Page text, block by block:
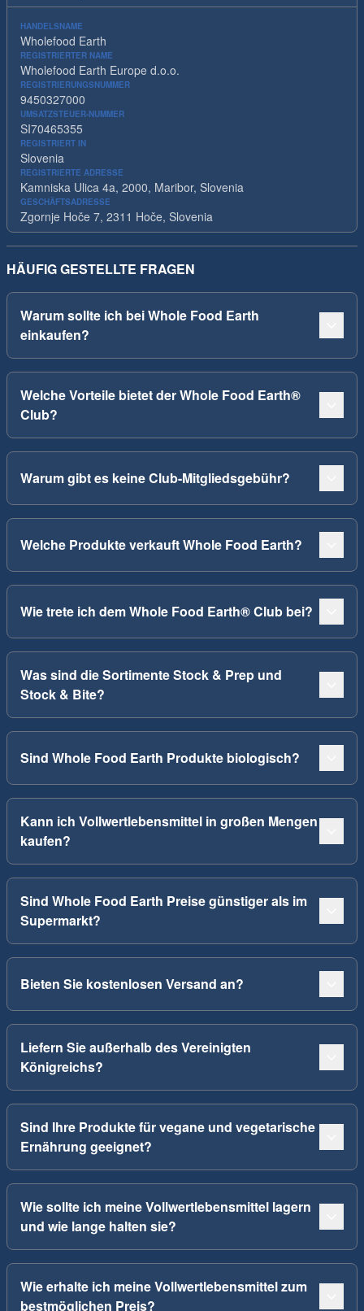
HANDELSNAME
Wholefood Earth
REGISTRIERTER NAME
Wholefood Earth Europe d.o.o.
REGISTRIERUNGSNUMMER
9450327000
UMSATZSTEUER-NUMMER
SI70465355
REGISTRIERT IN
Slovenia
REGISTRIERTE ADRESSE
Kamniska Ulica 4a, 2000, Maribor, Slovenia
GESCHÄFTSADRESSE
Zgornje Hoče 7, 2311 Hoče, Slovenia
HÄUFIG GESTELLTE FRAGEN
Warum sollte ich bei Whole Food Earth
einkaufen?
Welche Vorteile bietet der Whole Food Earth®
Club?
Warum gibt es keine Club-Mitgliedsgebühr?
Welche Produkte verkauft Whole Food Earth?
Wie trete ich dem Whole Food Earth® Club bei?
Was sind die Sortimente Stock & Prep und
Stock & Bite?
Sind Whole Food Earth Produkte biologisch?
Kann ich Vollwertlebensmittel in großen Mengen
kaufen?
Sind Whole Food Earth Preise günstiger als im
Supermarkt?
Bieten Sie kostenlosen Versand an?
Liefern Sie außerhalb des Vereinigten
Königreichs?
Sind Ihre Produkte für vegane und vegetarische
Ernährung geeignet?
Wie sollte ich meine Vollwertlebensmittel lagern
und wie lange halten sie?
Wie erhalte ich meine Vollwertlebensmittel zum
bestmöglichen Preis?